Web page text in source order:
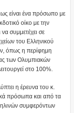
είναι ένα πρόσωπο με
οίκο με την
συμμετέχει σε
του Ελληνικού
όπως η περίφημη
των Ολυμπιακών
στο 100%.
η έρευνα του κ.
πρόσωπα και από τα
συμφερόντων